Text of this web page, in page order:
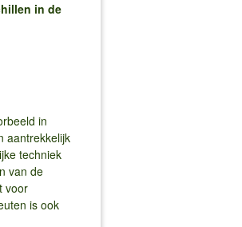
in de
in
aantrekkelijk
techniek
van de
voor
is ook